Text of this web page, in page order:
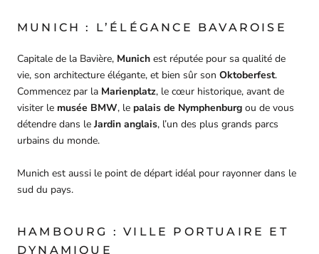
MUNICH : L’ÉLÉGANCE BAVAROISE
Capitale de la Bavière, Munich est réputée pour sa qualité de
vie, son architecture élégante, et bien sûr son Oktoberfest.
Commencez par la Marienplatz, le cœur historique, avant de
visiter le musée BMW, le palais de Nymphenburg ou de vous
détendre dans le Jardin anglais, l’un des plus grands parcs
urbains du monde.
Munich est aussi le point de départ idéal pour rayonner dans le
sud du pays.
HAMBOURG : VILLE PORTUAIRE ET
DYNAMIQUE